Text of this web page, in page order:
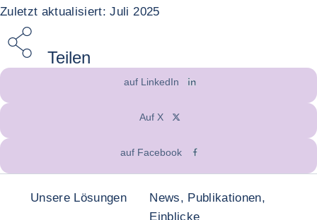
Zuletzt aktualisiert: Juli 2025
Teilen
auf LinkedIn
Auf X
auf Facebook
Unsere Lösungen
News, Publikationen,
Einblicke